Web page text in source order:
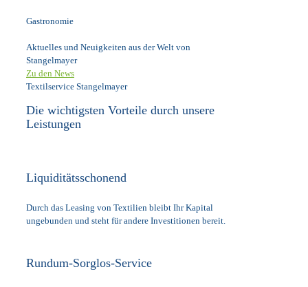
Gastronomie
Aktuelles und Neuigkeiten aus der Welt von
Stangelmayer
Zu den News
Textilservice Stangelmayer
Die wichtigsten Vorteile durch unsere
Leistungen
Liquiditätsschonend
Durch das Leasing von Textilien bleibt Ihr Kapital
ungebunden und steht für andere Investitionen bereit.
Rundum-Sorglos-Service